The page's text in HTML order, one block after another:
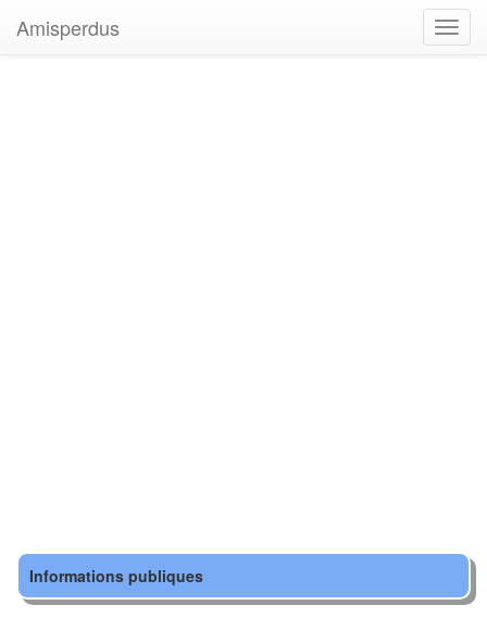
Amisperdus
Informations publiques